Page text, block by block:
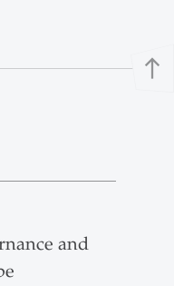
north
and